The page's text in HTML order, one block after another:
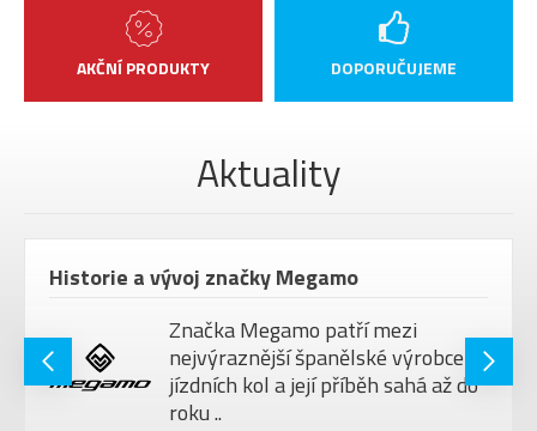
SEDLOVKA
teleskopická sedlovka Fox
Transfer Factory Kashima
31,6mm
120 kg
KOL
29"
Garnet UD, Garnet UD
AKČNÍ PRODUKTY DOPORUČUJEME
Aktuality
Historie a vývoj značky Megamo
Značka Megamo patří mezi
nejvýraznější španělské výrobce
jízdních kol a její příběh sahá až do
roku ..